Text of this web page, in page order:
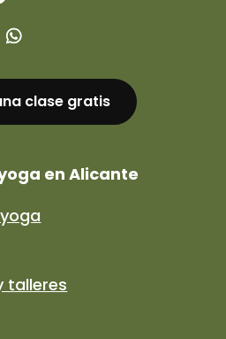
clase gratis
en Alicante
talleres